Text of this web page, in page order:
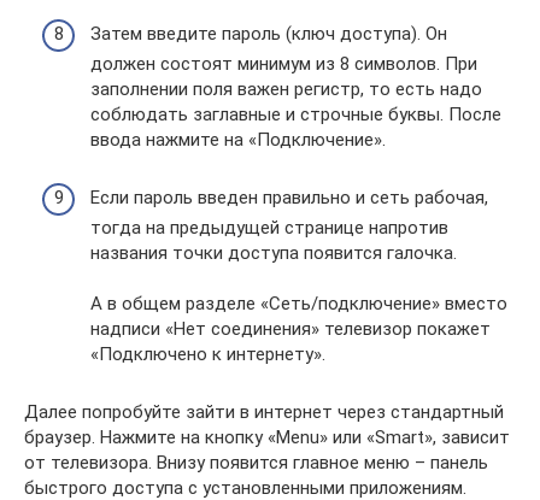
Затем введите пароль (ключ доступа). Он
должен состоят минимум из 8 символов. При
заполнении поля важен регистр, то есть надо
соблюдать заглавные и строчные буквы. После
ввода нажмите на «Подключение».
Если пароль введен правильно и сеть рабочая,
тогда на предыдущей странице напротив
названия точки доступа появится галочка.
А в общем разделе «Сеть/подключение» вместо
надписи «Нет соединения» телевизор покажет
«Подключено к интернету».
Далее попробуйте зайти в интернет через стандартный
браузер. Нажмите на кнопку «Menu» или «Smart», зависит
от телевизора. Внизу появится главное меню – панель
быстрого доступа с установленными приложениям.